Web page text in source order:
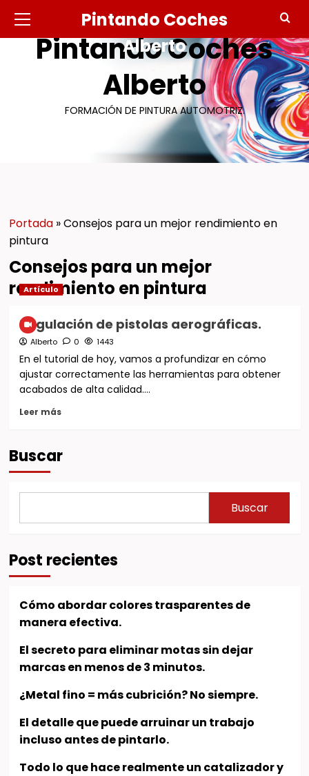
contenidoPintando Coches
Alberto
FORMACIÓN DE PINTURA AUTOMOTRIZ.
primario
Pintando Coches
Alberto
Portada»Consejos para un mejor rendimiento en
pintura
Consejos para un mejor
rendimiento en pintura
Artículo
Regulación de pistolas aerográficas.
Alberto 0 1443
En el tutorial de hoy, vamos a profundizar en cómo
ajustar correctamente las herramientas para obtener
acabados de alta calidad....
Leer más
Buscar
Buscar
Post recientes
Cómo abordar colores trasparentes de
manera efectiva.
El secreto para eliminar motas sin dejar
marcas en menos de 3 minutos.
¿Metal fino = más cubrición? No siempre.
El detalle que puede arruinar un trabajo
incluso antes de pintarlo.
Todo lo que hace realmente un catalizador y